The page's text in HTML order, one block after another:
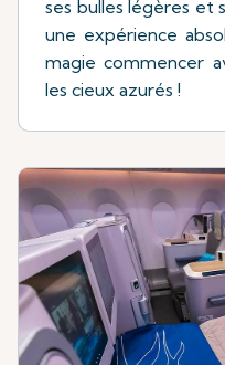
ses bulles légères et
une expérience
magie commencer
les cieux azurés !